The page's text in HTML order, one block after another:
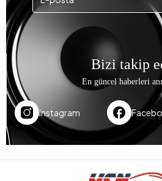
Bizi takip
En güncel haberleri
Instagram